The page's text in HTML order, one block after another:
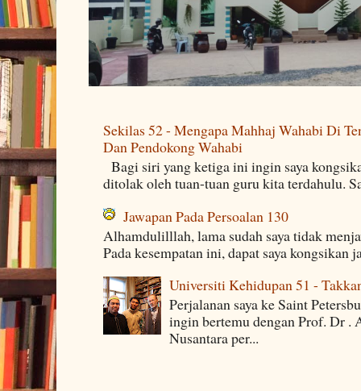
Sekilas 52 - Mengapa Mahhaj Wahabi Di
Dan Pendokong Wahabi
Bagi siri yang ketiga ini ingin saya
ditolak oleh tuan-tuan guru kita terdahulu.
Jawapan Pada Persoalan 130
Alhamdulilllah, lama sudah saya tidak
Pada kesempatan ini, dapat saya kongsikan
Universiti Kehidupan 51 -
Perjalanan saya ke Saint
ingin bertemu dengan Prof. Dr
Nusantara per...